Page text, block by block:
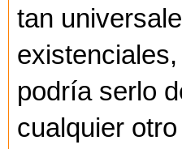
tan
podría serlo
cualquier